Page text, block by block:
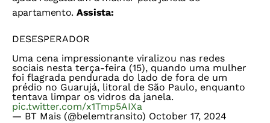
apartamento. Assista:
DESESPERADOR
Uma cena impressionante viralizou nas redes
sociais nesta terça-feira (15), quando uma mulher
foi flagrada pendurada do lado de fora de um
prédio no Guarujá, litoral de São Paulo, enquanto
tentava limpar os vidros da janela.
pic.twitter.com/x1Tmp5AIXa
— BT Mais (@belemtransito) October 17, 2024